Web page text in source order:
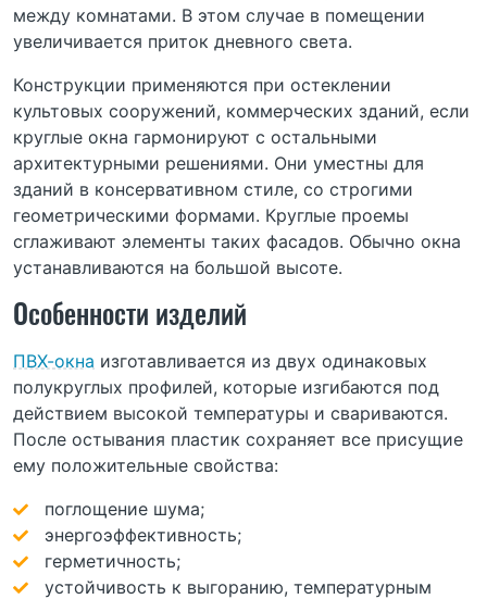
между комнатами. В этом случае в помещении
увеличивается приток дневного света.
Конструкции применяются при остеклении
культовых сооружений, коммерческих зданий, если
круглые окна гармонируют с остальными
архитектурными решениями. Они уместны для
зданий в консервативном стиле, со строгими
геометрическими формами. Круглые проемы
сглаживают элементы таких фасадов. Обычно окна
устанавливаются на большой высоте.
Особенности изделий
ПВХ-окна изготавливается из двух одинаковых
полукруглых профилей, которые изгибаются под
действием высокой температуры и свариваются.
После остывания пластик сохраняет все присущие
ему положительные свойства:
поглощение шума;
энергоэффективность;
герметичность;
устойчивость к выгоранию, температурным